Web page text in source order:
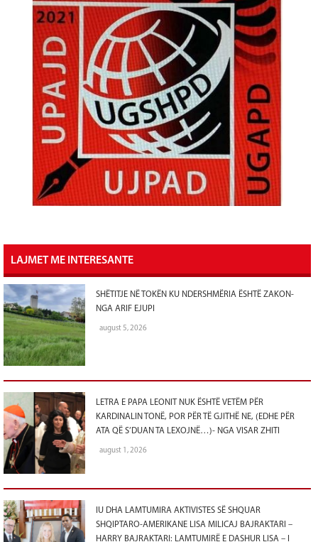
LAJMET ME INTERESANTE
SHËTITJE NË TOKËN KU NDERSHMËRIA ËSHTË ZAKON-
NGA ARIF EJUPI
august 5, 2026
LETRA E PAPA LEONIT NUK ËSHTË VETËM PËR
KARDINALIN TONË, POR PËR TË GJITHË NE, (EDHE PËR
ATA QË S’DUAN TA LEXOJNË…)- NGA VISAR ZHITI
august 1, 2026
IU DHA LAMTUMIRA AKTIVISTES SË SHQUAR
SHQIPTARO-AMERIKANE LISA MILICAJ BAJRAKTARI –
HARRY BAJRAKTARI: LAMTUMIRË E DASHUR LISA – I